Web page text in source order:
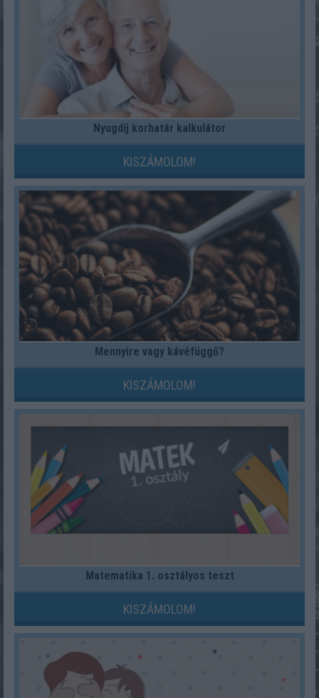
Nyugdíj korhatár kalkulátor
KISZÁMOLOM!
Mennyire vagy kávéfüggő?
KISZÁMOLOM!
Matematika 1. osztályos teszt
KISZÁMOLOM!